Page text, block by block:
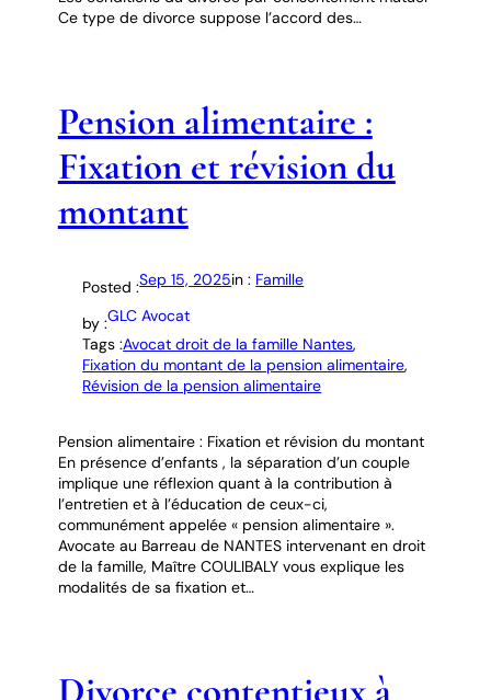
Ce type de divorce suppose l’accord des…
Pension alimentaire :
Fixation et révision du
montant
Posted :Sep 15, 2025in : Famille
by :GLC Avocat
Tags :Avocat droit de la famille Nantes
Fixation du montant de la pension alimentaire
Révision de la pension alimentaire
Pension alimentaire : Fixation et révision du montant
En présence d’enfants , la séparation d’un couple
implique une réflexion quant à la contribution à
l’entretien et à l’éducation de ceux-ci,
communément appelée « pension alimentaire ».
Avocate au Barreau de NANTES intervenant en droit
de la famille, Maître COULIBALY vous explique les
modalités de sa fixation et…